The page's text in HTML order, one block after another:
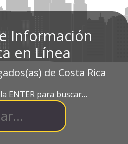
Información
en Línea
de Costa Rica
ENTER para buscar…